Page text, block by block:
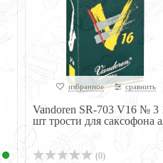
избранное сравнить
Vandoren SR-703 V16 № 3
шт трости для саксофона
(0)